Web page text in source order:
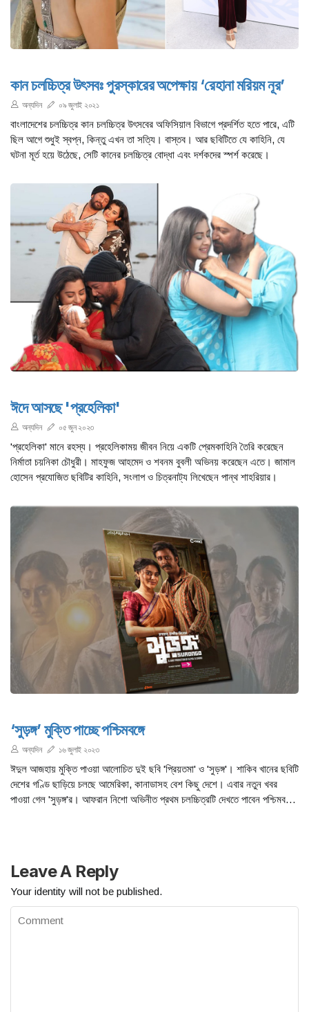
কান চলচ্চিত্র উৎসবঃ পুরস্কারের অপেক্ষায় ‘রেহানা মরিয়ম নূর’
অন্যদিন ০৯ জুলাই ২০২১
বাংলাদেশের চলচ্চিত্র কান চলচ্চিত্র উৎসবের অফিসিয়াল বিভাগে প্রদর্শিত হতে পারে, এটি
ছিল আগে শুধুই স্বপ্ন, কিন্তু এখন তা সত্যি। বাস্তব। আর ছবিটিতে যে কাহিনি, যে
ঘটনা মূর্ত হয়ে উঠেছে, সেটি কানের চলচ্চিত্র বোদ্ধা এবং দর্শকদের স্পর্শ করেছে।
ঈদে আসছে 'প্রহেলিকা'
অন্যদিন ০৫ জুন ২০২৩
'প্রহেলিকা' মানে রহস্য। প্রহেলিকাময় জীবন নিয়ে একটি প্রেমকাহিনি তৈরি করেছেন
নির্মাতা চয়নিকা চৌধুরী। মাহফুজ আহমেদ ও শবনম বুবলী অভিনয় করেছেন এতে। জামাল
হোসেন প্রযোজিত ছবিটির কাহিনি, সংলাপ ও চিত্রনাট্য লিখেছেন পান্থ শাহরিয়ার।
‘সুড়ঙ্গ’ মুক্তি পাচ্ছে পশ্চিমবঙ্গে
অন্যদিন ১৬ জুলাই ২০২৩
ঈদুল আজহায় মুক্তি পাওয়া আলোচিত দুই ছবি 'প্রিয়তমা' ও 'সুড়ঙ্গ'। শাকিব খানের ছবিটি
দেশের গণ্ডি ছাড়িয়ে চলছে আমেরিকা, কানাডাসহ বেশ কিছু দেশে। এবার নতুন খবর
পাওয়া গেল 'সুড়ঙ্গ'র। আফরান নিশো অভিনীত প্রথম চলচ্চিত্রটি দেখতে পাবেন পশ্চিমবঙ্গের
Leave A Reply
Your identity will not be published.